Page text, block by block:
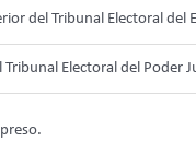
del Tribunal Electoral del
Tribunal Electoral del Poder